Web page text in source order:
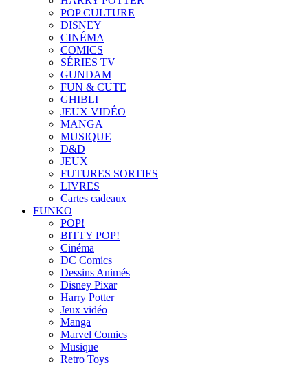
POP CULTURE
DISNEY
CINÉMA
COMICS
SÉRIES TV
GUNDAM
FUN & CUTE
GHIBLI
JEUX VIDÉO
MANGA
MUSIQUE
D&D
JEUX
FUTURES SORTIES
LIVRES
Cartes cadeaux
FUNKO
POP!
BITTY POP!
Cinéma
DC Comics
Dessins Animés
Disney Pixar
Harry Potter
Jeux vidéo
Manga
Marvel Comics
Musique
Retro Toys